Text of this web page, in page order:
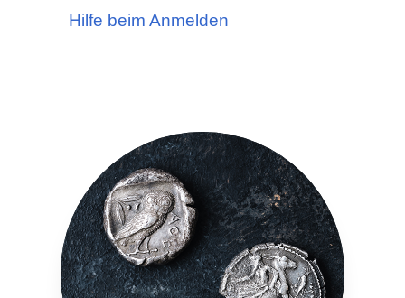
Hilfe beim Anmelden